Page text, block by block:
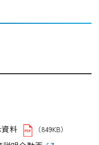
資料 （849KB）